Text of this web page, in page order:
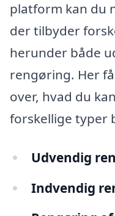
platform kan du
der tilbyder
herunder både
rengøring. Her
over, hvad du
forskellige typer
Udvendig
Indvendig